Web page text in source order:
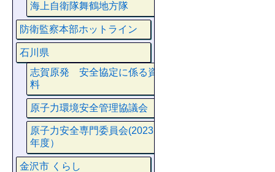
海上自衛隊舞鶴地方隊
防衛監察本部ホットライン
石川県
志賀原発 安全協定に係る資
料
原子力環境安全管理協議会
原子力安全専門委員会(2023
年度）
金沢市 くらし